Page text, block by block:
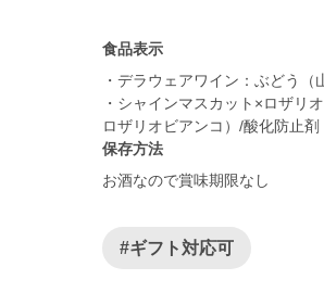
食品表示
・デラウェアワイン：ぶどう（
・シャインマスカット×ロザリ
保存方法
お酒なので賞味期限なし
#ギフト対応可